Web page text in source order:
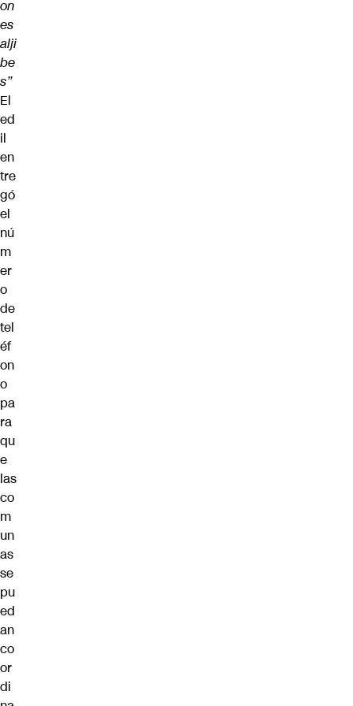
on
es
alji
be
s”
El
ed
il
en
tre
gó
el
nú
m
er
o
de
tel
éf
on
o
pa
ra
qu
e
las
co
m
un
as
se
pu
ed
an
co
or
di